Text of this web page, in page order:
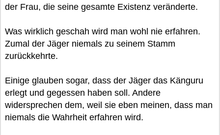
der Frau, die seine gesamte Existenz veränderte.
Was wirklich geschah wird man wohl nie erfahren.
Zumal der Jäger niemals zu seinem Stamm
zurückkehrte.
Einige glauben sogar, dass der Jäger das Känguru
erlegt und gegessen haben soll. Andere
widersprechen dem, weil sie eben meinen, dass man
niemals die Wahrheit erfahren wird.